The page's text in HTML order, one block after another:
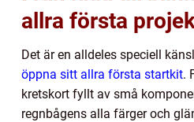
allra första
Det är en alldeles speciell
öppna sitt allra första startkit.
kretskort fyllt av små
regnbågens alla färger och